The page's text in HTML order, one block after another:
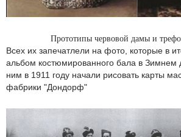
Прототипы червовой дамы и
Всех их запечатлели на фото, которые в
альбом костюмированного бала в Зимнем
ним в 1911 году начали рисовать карты
фабрики "Дондорф"